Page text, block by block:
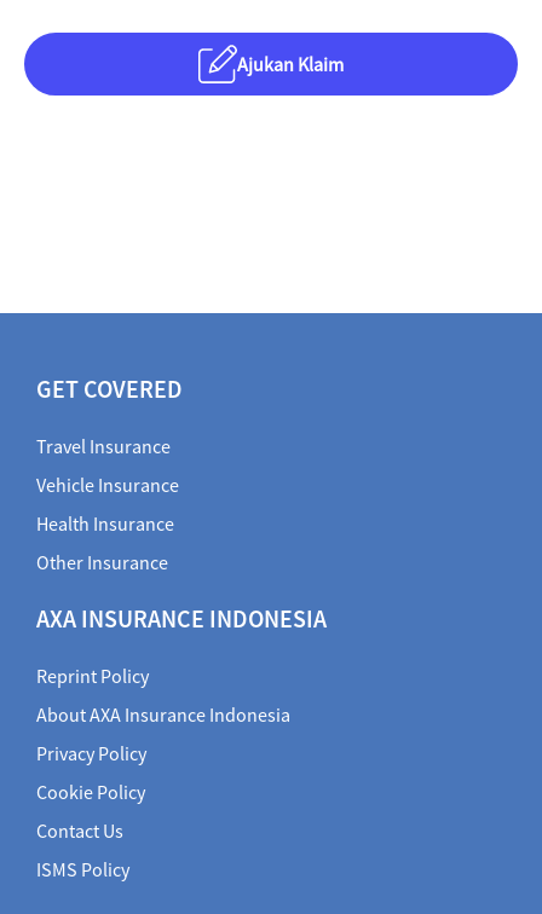
Ajukan Klaim
GET COVERED
Travel Insurance
Vehicle Insurance
Health Insurance
Other Insurance
AXA INSURANCE INDONESIA
Reprint Policy
About AXA Insurance Indonesia
Privacy Policy
Cookie Policy
Contact Us
ISMS Policy